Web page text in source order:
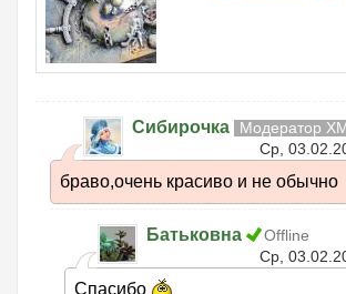
Сибирочка Модератор
Ср,
браво,очень красиво и не обычно
Батьковна
Offline
Ср,
Спасибо